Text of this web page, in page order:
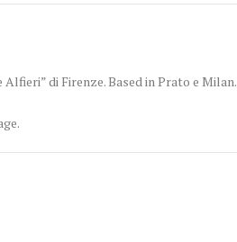
di Firenze. Based in Prato e Milan.